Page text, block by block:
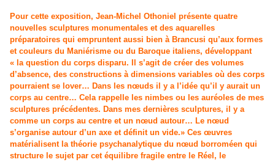
Pour cette exposition, Jean-Michel Othoniel présente quatre
nouvelles sculptures monumentales et des aquarelles
préparatoires qui empruntent aussi bien à Brancusi qu’aux formes
et couleurs du Maniérisme ou du Baroque italiens, développant
« la question du corps disparu. Il s’agit de créer des volumes
d’absence, des constructions à dimensions variables où des corps
pourraient se lover… Dans les nœuds il y a l’idée qu’il y aurait un
corps au centre… Cela rappelle les nimbes ou les auréoles de mes
sculptures précédentes. Dans mes dernières sculptures, il y a
comme un corps au centre et un nœud autour… Le nœud
s’organise autour d’un axe et définit un vide.» Ces œuvres
matérialisent la théorie psychanalytique du nœud borroméen qui
structure le sujet par cet équilibre fragile entre le Réel, le